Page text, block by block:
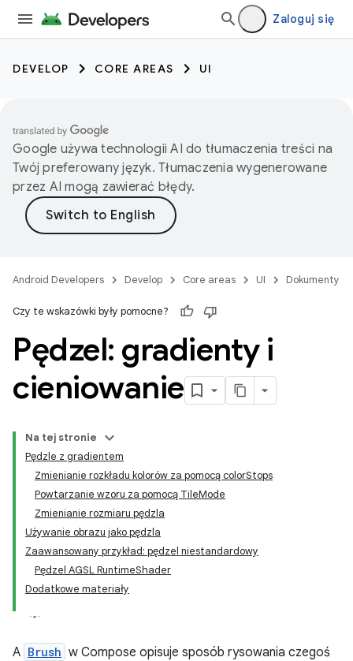
Zaloguj się
DEVELOP CORE AREAS UI
Google używa technologii AI do tłumaczenia treści na
Twój preferowany język. Tłumaczenia wygenerowane
przez AI mogą zawierać błędy.
Android Developers Develop Core areas UI Dokumenty
Czy te wskazówki były pomocne?
Pędzel: gradienty i
cieniowanie
Na tej stronie
Pędzle z gradientem
Zmienianie rozkładu kolorów za pomocą colorStops
Powtarzanie wzoru za pomocą TileMode
Zmienianie rozmiaru pędzla
Używanie obrazu jako pędzla
Zaawansowany przykład: pędzel niestandardowy
Pędzel AGSL RuntimeShader
Dodatkowe materiały
A Brush w Compose opisuje sposób rysowania czegoś